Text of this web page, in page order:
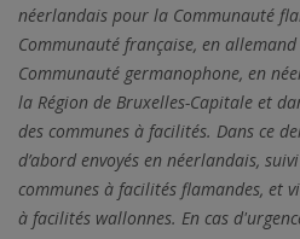
néerlandais pour la Communauté
Communauté française, en
Communauté germanophone, en
la Région de Bruxelles-Capitale et
des communes à facilités. Dans ce
d’abord envoyés en néerlandais,
communes à facilités flamandes, et
à facilités wallonnes. En cas